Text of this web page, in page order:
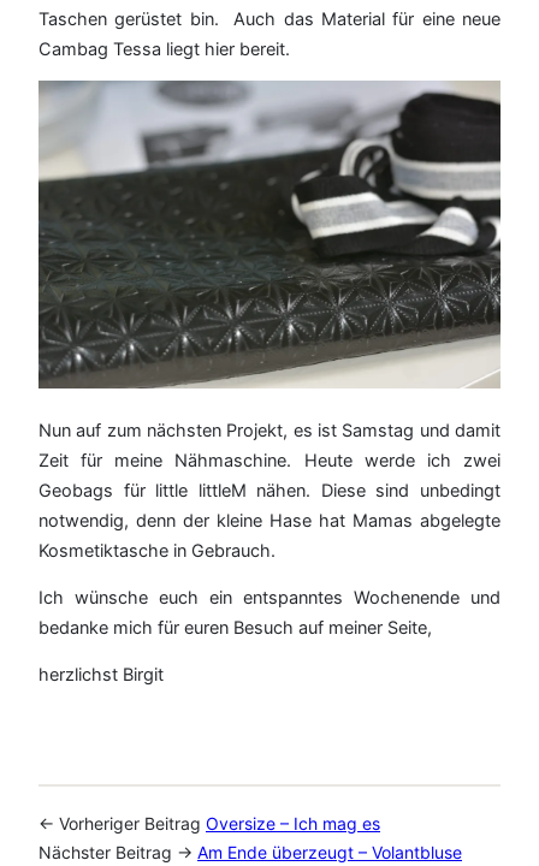
Taschen gerüstet bin. Auch das Material für eine neue
Cambag Tessa liegt hier bereit.
Nun auf zum nächsten Projekt, es ist Samstag und damit
Zeit für meine Nähmaschine. Heute werde ich zwei
Geobags für little littleM nähen. Diese sind unbedingt
notwendig, denn der kleine Hase hat Mamas abgelegte
Kosmetiktasche in Gebrauch.
Ich wünsche euch ein entspanntes Wochenende und
bedanke mich für euren Besuch auf meiner Seite,
herzlichst Birgit
← Vorheriger Beitrag Oversize – Ich mag es
Nächster Beitrag → Am Ende überzeugt – Volantbluse